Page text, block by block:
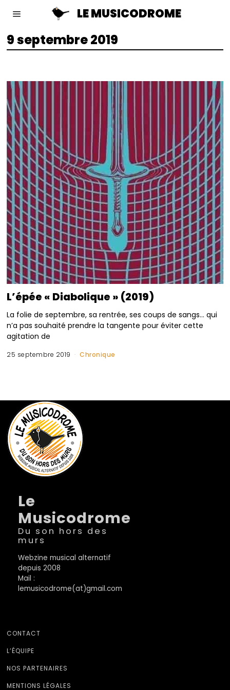
LE MUSICODROME
9 septembre 2019
L’épée « Diabolique » (2019)
La folie de septembre, sa rentrée, ses coups de sangs… qui
n’a pas souhaité prendre la tangente pour éviter cette
agitation de
25 septembre 2019 Chronique
Le
Musicodrome
Du son hors des
murs
Webzine musical alternatif
depuis 2008
Mail :
lemusicodrome(at)gmail.com
CONTACT
L’ÉQUIPE
NOS PARTENAIRES
MENTIONS LÉGALES